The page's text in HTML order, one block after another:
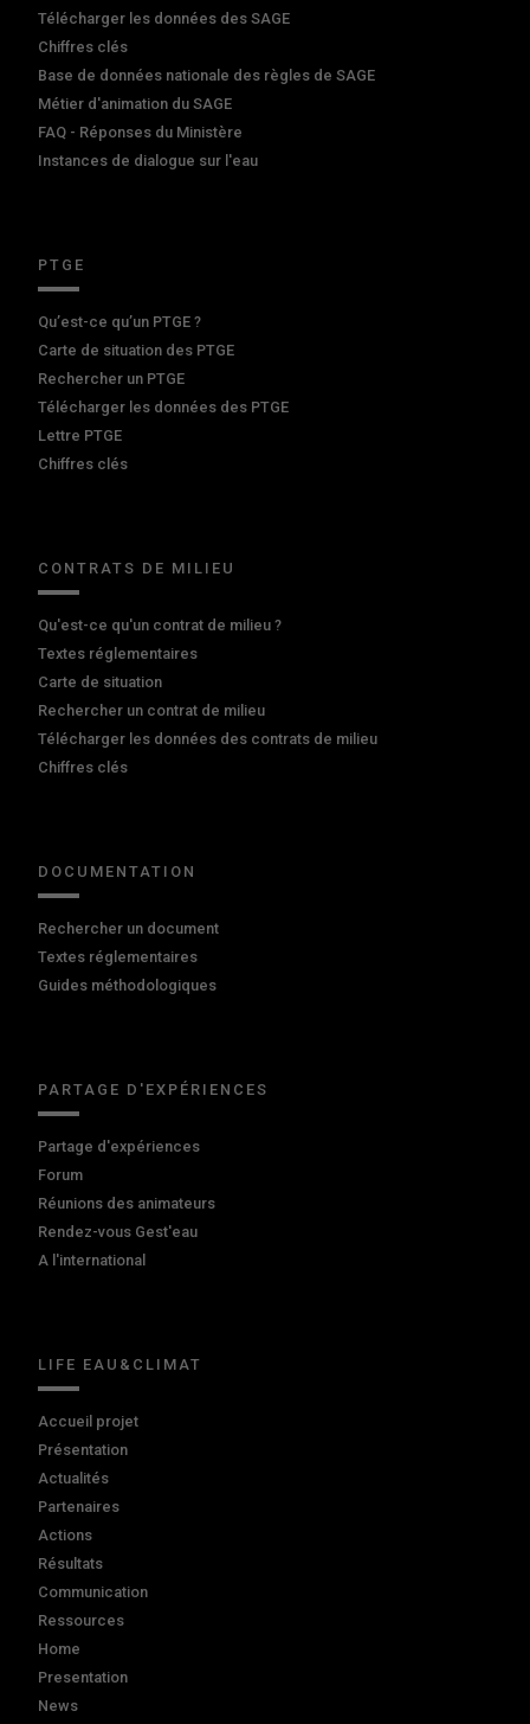
Télécharger les données des SAGE
Chiffres clés
Base de données nationale des règles de SAGE
Métier d'animation du SAGE
FAQ - Réponses du Ministère
Instances de dialogue sur l'eau
PTGE
Qu’est-ce qu’un PTGE ?
Carte de situation des PTGE
Rechercher un PTGE
Télécharger les données des PTGE
Lettre PTGE
Chiffres clés
CONTRATS DE MILIEU
Qu'est-ce qu'un contrat de milieu ?
Textes réglementaires
Carte de situation
Rechercher un contrat de milieu
Télécharger les données des contrats de milieu
Chiffres clés
DOCUMENTATION
Rechercher un document
Textes réglementaires
Guides méthodologiques
PARTAGE D'EXPÉRIENCES
Partage d'expériences
Forum
Réunions des animateurs
Rendez-vous Gest'eau
A l'international
LIFE EAU&CLIMAT
Accueil projet
Présentation
Actualités
Partenaires
Actions
Résultats
Communication
Ressources
Home
Presentation
News